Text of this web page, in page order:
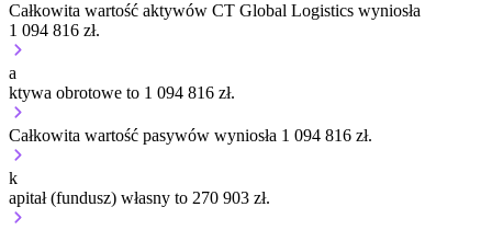
Całkowita wartość aktywów CT Global Logistics wyniosła
1 094 816 zł.
a
ktywa obrotowe to 1 094 816 zł.
Całkowita wartość pasywów wyniosła 1 094 816 zł.
k
apitał (fundusz) własny to 270 903 zł.